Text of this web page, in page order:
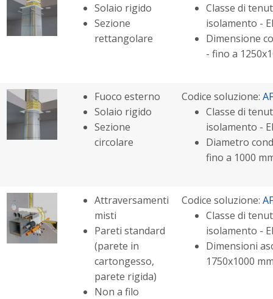
Solaio rigido
Sezione
rettangolare
Classe di
isolamento -
Dimensione
- fino a
Fuoco esterno
Solaio rigido
Sezione
circolare
Codice soluzione:
Classe di
isolamento -
Diametro
fino a 1000
Attraversamenti
misti
Pareti standard
(parete in
cartongesso,
parete rigida)
Non a filo
Codice soluzione:
Classe di
isolamento -
Dimensioni
1750x1000